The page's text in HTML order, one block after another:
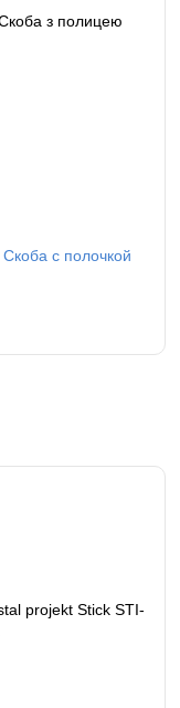
з полицею
с полочкой
projekt Stick STI-